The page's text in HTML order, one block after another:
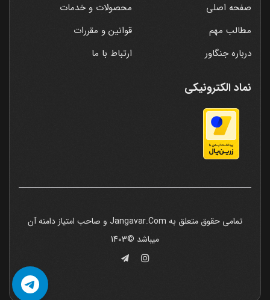
صفحه اصلی
محصولات و خدمات
مطالب مهم
قوانین و مقررات
درباره جنگاور
ارتباط با ما
نماد الکترونیکی
تمامی حقوق متعلق به Jangavar.Com و صاحب امتیاز دامنه آن
میباشد ©1403